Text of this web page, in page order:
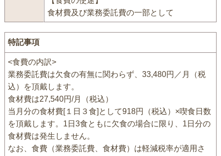
食材費及び業務委託費の一部として
特記事項
<食費の内訳>
業務委託費は欠食の有無に関わらず、33,480円／月（税
込）を頂戴します。
食材費は27,540円/月（税込）
当月分の食材費[１日３食]として918円（税込）×喫食日数
を頂戴します。1日3食ともに欠食の場合に限り、1日分の
食材費は発生しません。
なお、食費（業務委託費、食材費）は軽減税率が適用さ